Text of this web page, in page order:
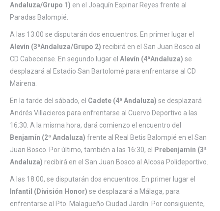
Andaluza/Grupo 1) en el Joaquín Espinar Reyes frente al
Paradas Balompié.
A las 13:00 se disputarán dos encuentros. En primer lugar el
Alevín (3ªAndaluza/Grupo 2) recibirá en el San Juan Bosco al
CD Cabecense. En segundo lugar el Alevín (4ªAndaluza) se
desplazará al Estadio San Bartolomé para enfrentarse al CD
Mairena.
En la tarde del sábado, el Cadete (4ª Andaluza) se desplazará
Andrés Villacieros para enfrentarse al Cuervo Deportivo a las
16:30. A la misma hora, dará comienzo el encuentro del
Benjamín (2ª Andaluza) frente al Real Betis Balompié en el San
Juan Bosco. Por último, también a las 16:30, el
Prebenjamín (3ª
Andaluza) recibirá en el San Juan Bosco al Alcosa Polideportivo.
A las 18:00, se disputarán dos encuentros. En primer lugar el
Infantil (División Honor) se desplazará a Málaga, para
enfrentarse al Pto. Malagueño Ciudad Jardín. Por consiguiente,